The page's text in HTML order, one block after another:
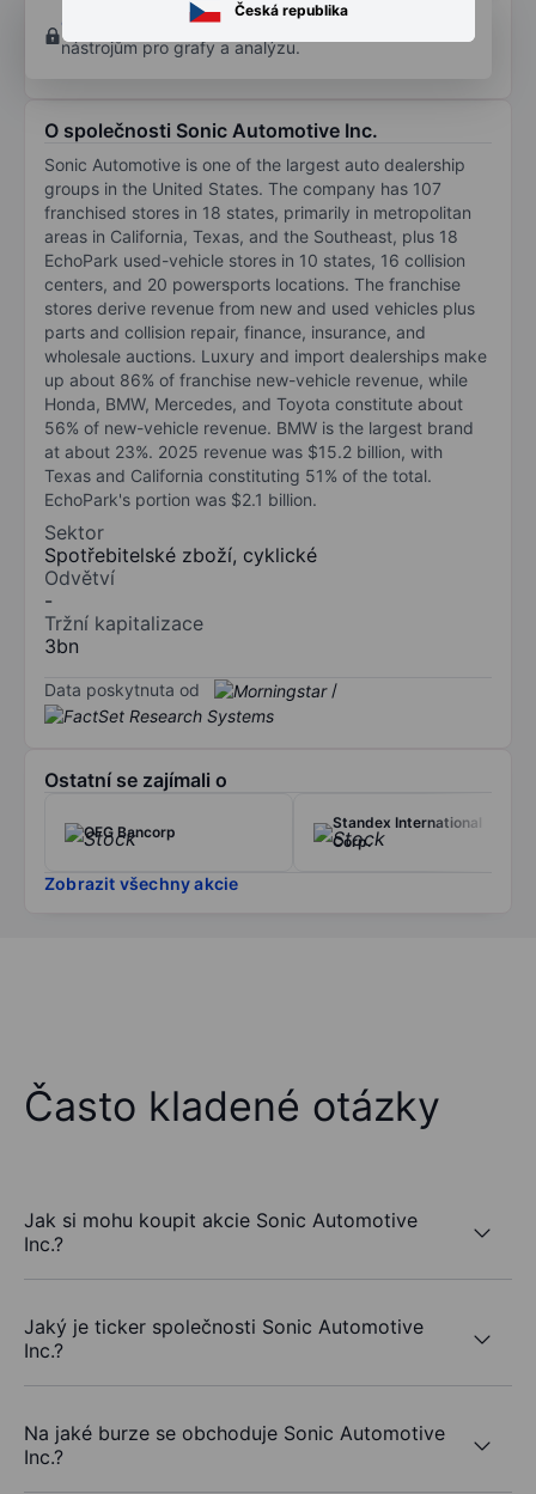
Česká republika
Otevřete si účeta získejte přístup k pokročilým
nástrojům pro grafy a analýzu.
O společnosti Sonic Automotive Inc.
Sonic Automotive is one of the largest auto dealership
groups in the United States. The company has 107
franchised stores in 18 states, primarily in metropolitan
areas in California, Texas, and the Southeast, plus 18
EchoPark used-vehicle stores in 10 states, 16 collision
centers, and 20 powersports locations. The franchise
stores derive revenue from new and used vehicles plus
parts and collision repair, finance, insurance, and
wholesale auctions. Luxury and import dealerships make
up about 86% of franchise new-vehicle revenue, while
Honda, BMW, Mercedes, and Toyota constitute about
56% of new-vehicle revenue. BMW is the largest brand
at about 23%. 2025 revenue was $15.2 billion, with
Texas and California constituting 51% of the total.
EchoPark's portion was $2.1 billion.
Sektor
Spotřebitelské zboží, cyklické
Odvětví
-
Tržní kapitalizace
3bn
Data poskytnuta od /
Ostatní se zajímali o
OFG Bancorp
Standex International
Corp.
Zobrazit všechny akcie
Často kladené otázky
Jak si mohu koupit akcie Sonic Automotive
Inc.?
Jaký je ticker společnosti Sonic Automotive
Inc.?
Na jaké burze se obchoduje Sonic Automotive
Inc.?